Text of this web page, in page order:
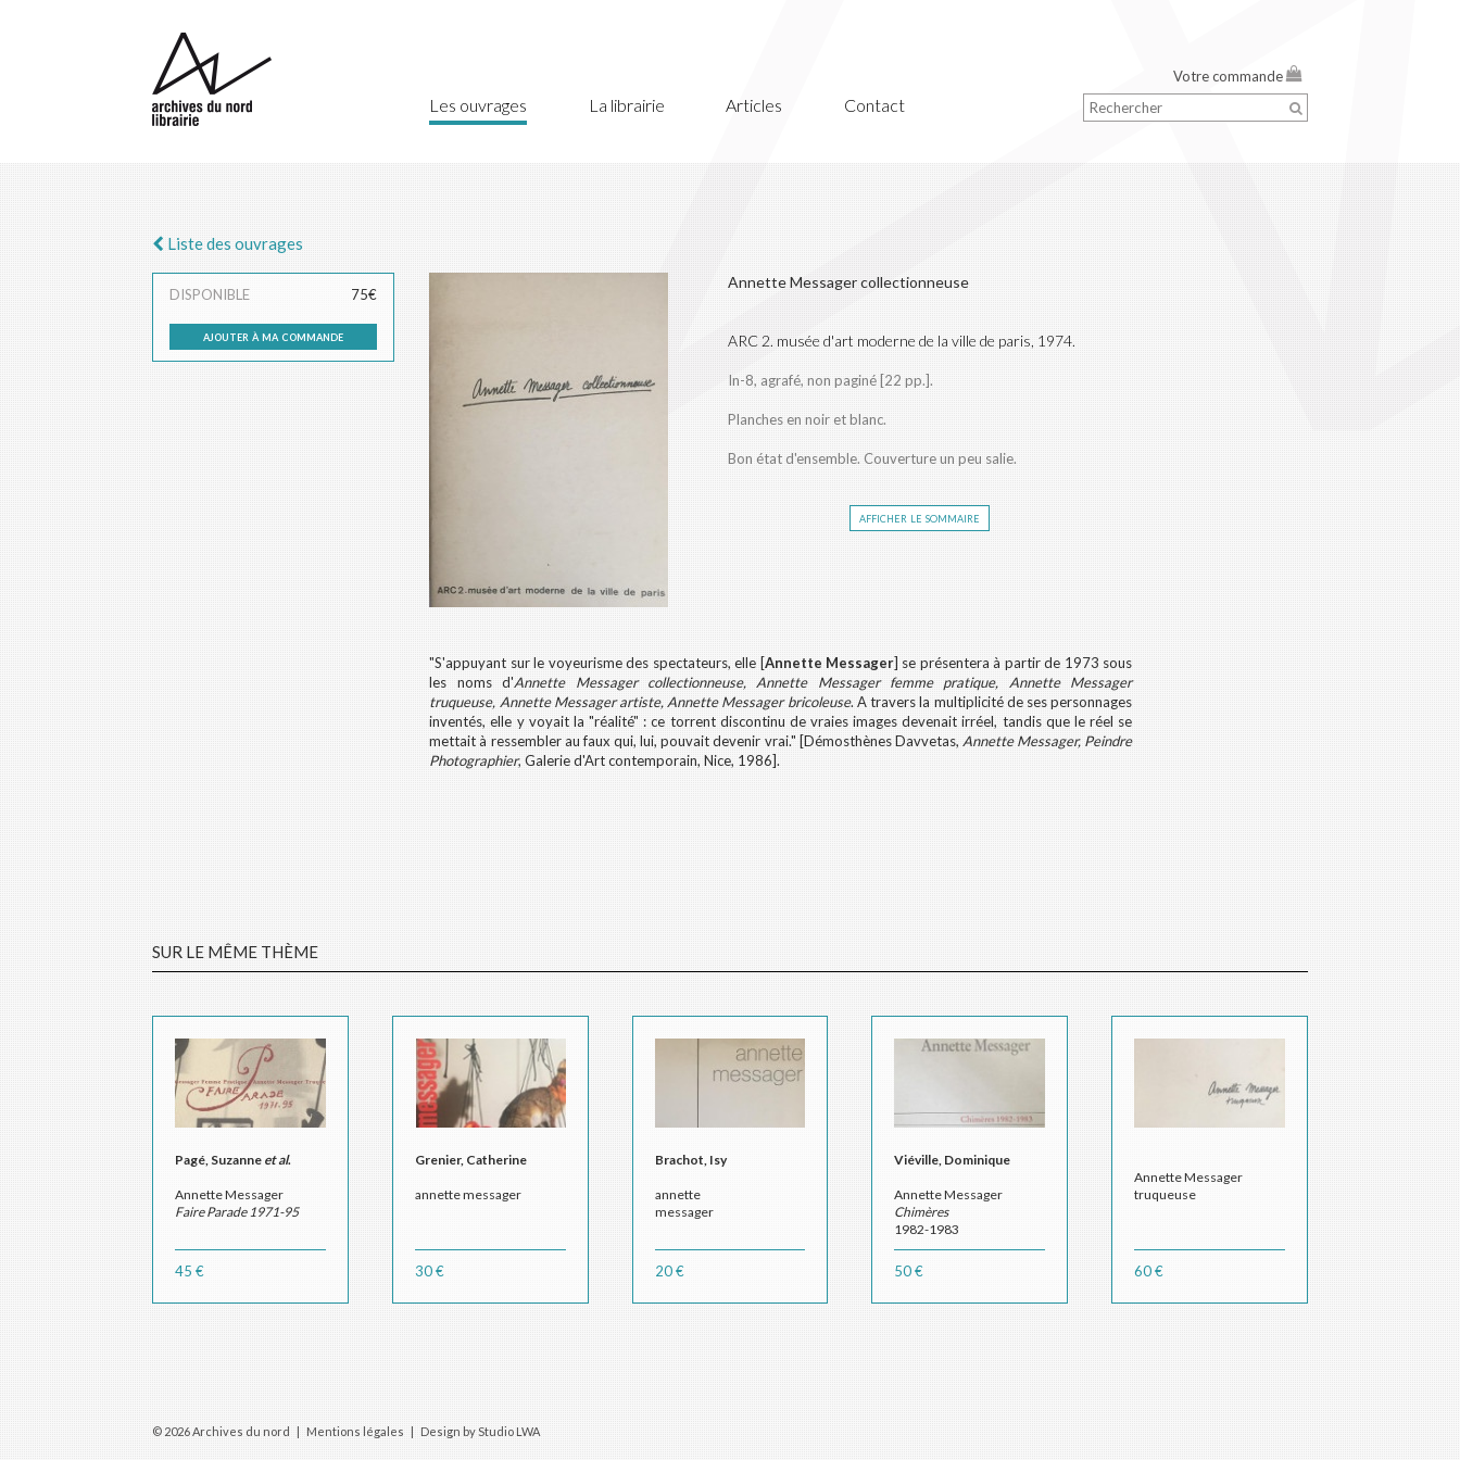
Les ouvrages La librairie Articles Contact
Votre commande
Liste des ouvrages
DISPONIBLE 75€
ajouter à ma commande
Annette Messager collectionneuse
ARC 2. musée d'art moderne de la ville de paris, 1974.
In-8, agrafé, non paginé [22 pp.].
Planches en noir et blanc.
Bon état d'ensemble. Couverture un peu salie.
afficher le sommaire
"S'appuyant sur le voyeurisme des spectateurs, elle [Annette Messager] se présentera à partir de 1973 sous
les noms d'Annette Messager collectionneuse, Annette Messager femme pratique, Annette Messager
truqueuse, Annette Messager artiste, Annette Messager bricoleuse. A travers la multiplicité de ses personnages
inventés, elle y voyait la "réalité" : ce torrent discontinu de vraies images devenait irréel, tandis que le réel se
mettait à ressembler au faux qui, lui, pouvait devenir vrai." [Démosthènes Davvetas, Annette Messager, Peindre
Photographier, Galerie d'Art contemporain, Nice, 1986].
SUR LE MÊME THÈME
Pagé, Suzanne et al.
Annette Messager
Faire Parade 1971-95
Annette Messager
Collectionneuse,
Annette Messager
Femme Pratique,
Paradeuse
45 €
Grenier, Catherine
annette messager
30 €
Brachot, Isy
annette
messager
20 €
Viéville, Dominique
Annette Messager
Chimères
1982-1983
50 €
Annette Messager
truqueuse
60 €
© 2026 Archives du nord | Mentions légales | Design by Studio LWA